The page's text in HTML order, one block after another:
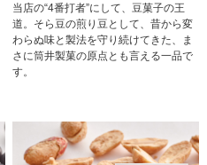
当店の“4番打者”にして、豆菓子の王
道。そら豆の煎り豆として、昔から変
わらぬ味と製法を守り続けてきた、ま
さに筒井製菓の原点とも言える一品で
す。